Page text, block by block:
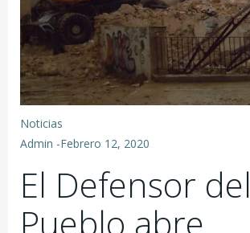
Noticias
Admin -Febrero 12, 2020
El Defensor del
Pueblo abre